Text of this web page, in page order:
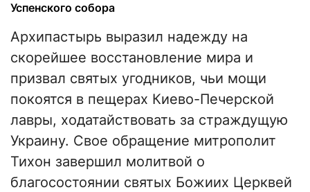
Успенского собора
Архипастырь выразил надежду на
скорейшее восстановление мира и
призвал святых угодников, чьи мощи
покоятся в пещерах Киево-Печерской
лавры, ходатайствовать за страждущую
Украину. Свое обращение митрополит
Тихон завершил молитвой о
благосостоянии святых Божиих Церквей